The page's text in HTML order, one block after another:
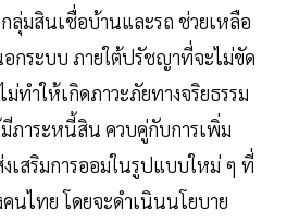
ลุ่มสินเชื่อบ้านและรถ ช่วยเหลือ
กระบบ ภายใต้ปรัชญาที่จะไม่ขัด
ทำให้เกิดภาวะภัยทางจริยธรรม
ภาระหนี้สิน ควบคู่กับการเพิ่ม
งเสริมการออมในรูปแบบใหม่ ๆ ที่
นไทย โดยจะดำเนินนโยบาย